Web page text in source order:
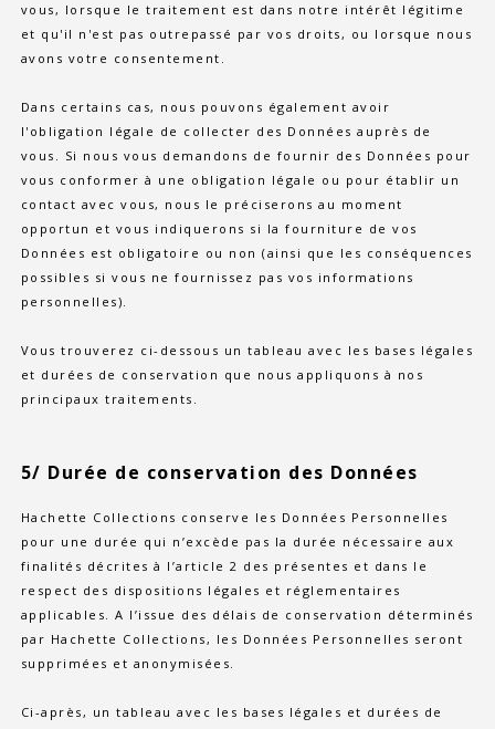
vous, lorsque le traitement est dans notre intérêt légitime
et qu'il n'est pas outrepassé par vos droits, ou lorsque nous
avons votre consentement.
Dans certains cas, nous pouvons également avoir
l'obligation légale de collecter des Données auprès de
vous. Si nous vous demandons de fournir des Données pour
vous conformer à une obligation légale ou pour établir un
contact avec vous, nous le préciserons au moment
opportun et vous indiquerons si la fourniture de vos
Données est obligatoire ou non (ainsi que les conséquences
possibles si vous ne fournissez pas vos informations
personnelles).
Vous trouverez ci-dessous un tableau avec les bases légales
et durées de conservation que nous appliquons à nos
principaux traitements.
5/ Durée de conservation des Données
Hachette Collections conserve les Données Personnelles
pour une durée qui n’excède pas la durée nécessaire aux
finalités décrites à l’article 2 des présentes et dans le
respect des dispositions légales et réglementaires
applicables. A l’issue des délais de conservation déterminés
par Hachette Collections, les Données Personnelles seront
supprimées et anonymisées.
Ci-après, un tableau avec les bases légales et durées de